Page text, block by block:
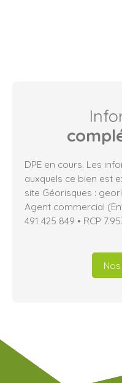
DPE en cours. Les
auxquels ce bien est
site Géorisques :
Agent commercial
491 425 849 • RCP